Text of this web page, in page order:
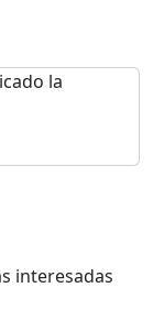
la
interesadas